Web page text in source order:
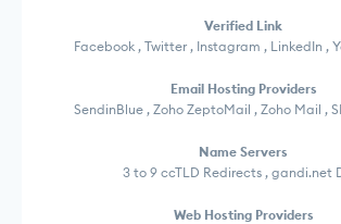
Verified Link
Facebook , Twitter , Instagram , LinkedIn ,
Email Hosting Providers
SendinBlue , Zoho ZeptoMail , Zoho Mail ,
Name Servers
3 to 9 ccTLD Redirects , gandi.net
Web Hosting Providers